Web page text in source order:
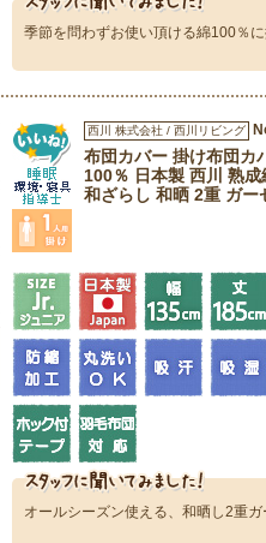
季節を問わずお使い頂ける綿100％
西川 株式会社 / 西川リビング
布団カバー 掛け布団カ
100％ 日本製 西川 熟成
和ざらし 和晒 2重 ガー
オールシーズン使える、和晒し2重ガ